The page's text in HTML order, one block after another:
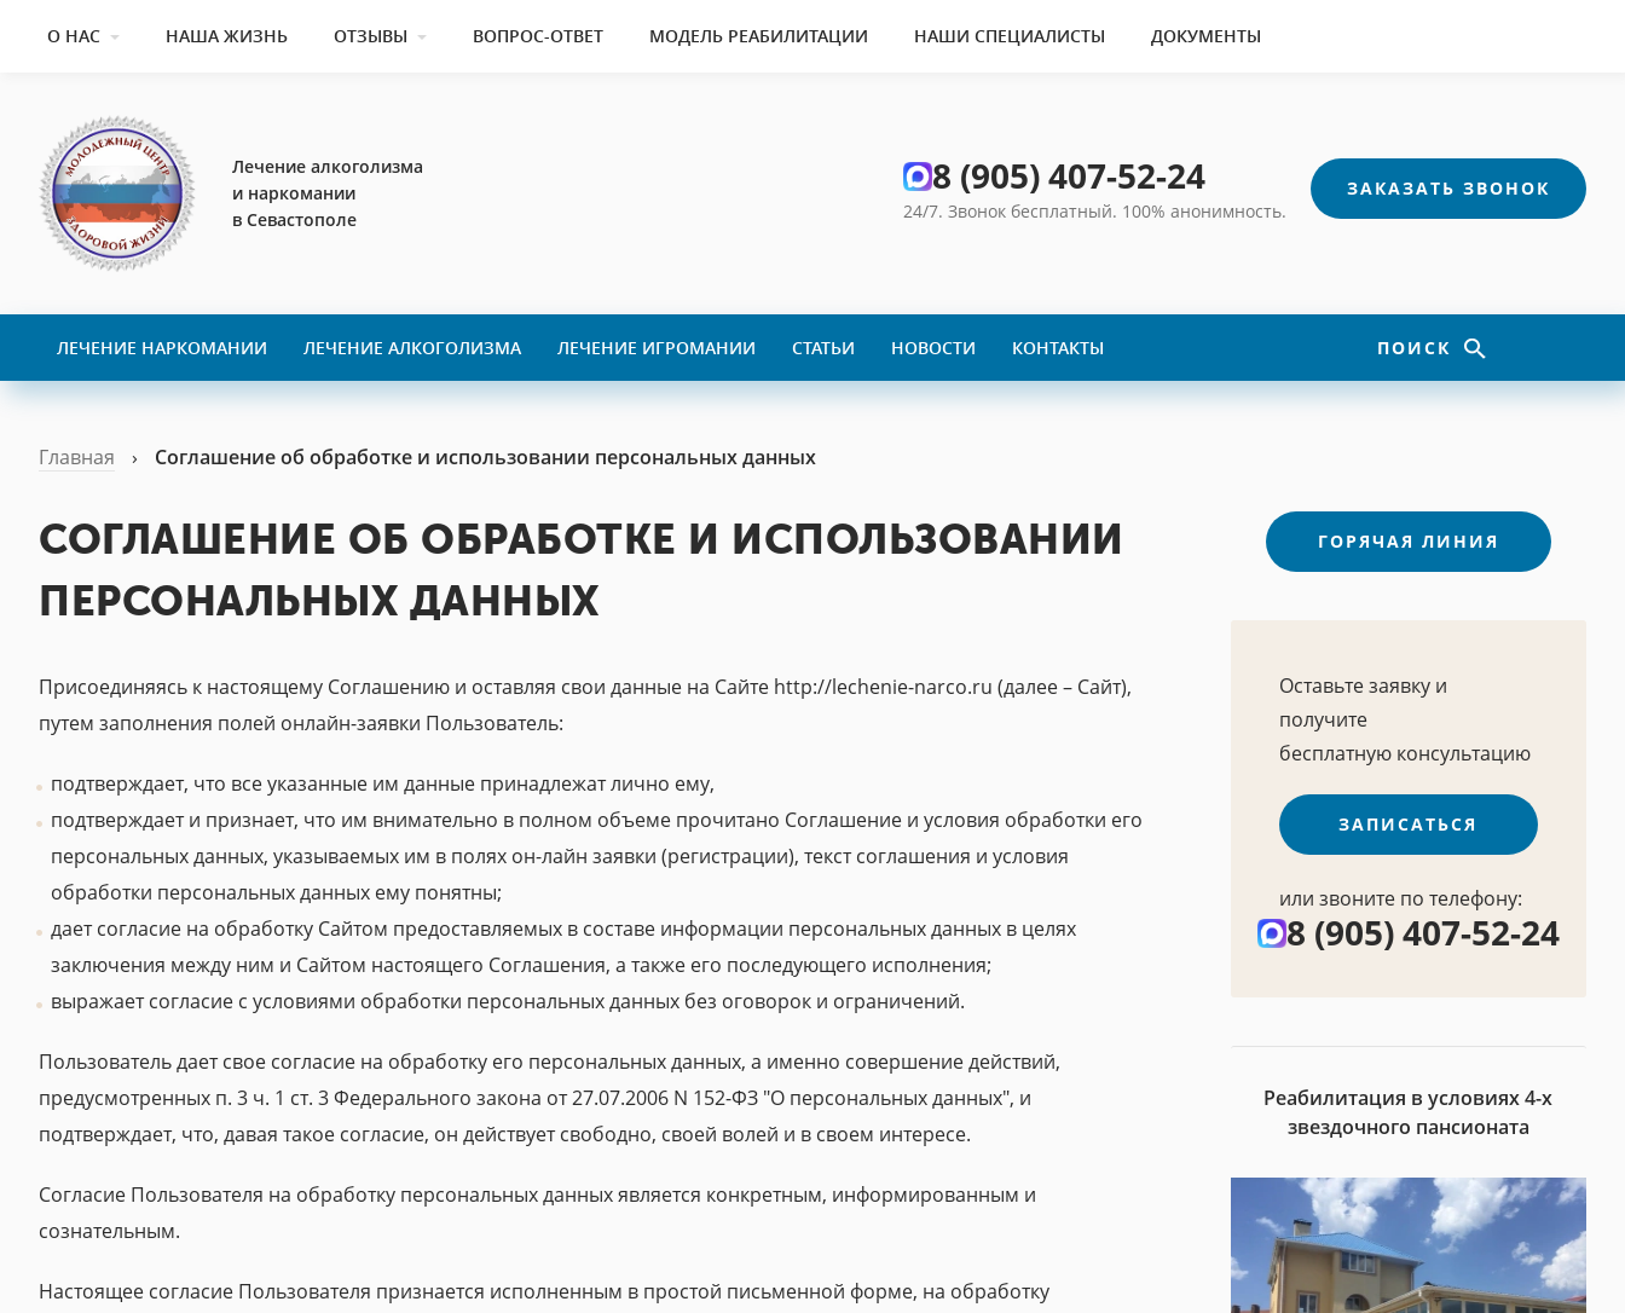
О НАС НАША ЖИЗНЬ ОТЗЫВЫ ВОПРОС-ОТВЕТ МОДЕЛЬ РЕАБИЛИТАЦИИ НАШИ СПЕЦИАЛИСТЫ ДОКУМЕНТЫ
Лечение алкоголизма
и наркомании
в Севастополе
8 (905) 407-52-24
24/7. Звонок бесплатный. 100% анонимность.
ЗАКАЗАТЬ ЗВОНОК
ЛЕЧЕНИЕ НАРКОМАНИИ ЛЕЧЕНИЕ АЛКОГОЛИЗМА ЛЕЧЕНИЕ ИГРОМАНИИ СТАТЬИ НОВОСТИ КОНТАКТЫ ПОИСК
Главная › Соглашение об обработке и использовании персональных данных
СОГЛАШЕНИЕ ОБ ОБРАБОТКЕ И ИСПОЛЬЗОВАНИИ
ПЕРСОНАЛЬНЫХ ДАННЫХ
Присоединяясь к настоящему Соглашению и оставляя свои данные на Сайте http://lechenie-narco.ru (далее – Сайт),
путем заполнения полей онлайн-заявки Пользователь:
подтверждает, что все указанные им данные принадлежат лично ему,
подтверждает и признает, что им внимательно в полном объеме прочитано Соглашение и условия обработки его
персональных данных, указываемых им в полях он-лайн заявки (регистрации), текст соглашения и условия
обработки персональных данных ему понятны;
дает согласие на обработку Сайтом предоставляемых в составе информации персональных данных в целях
заключения между ним и Сайтом настоящего Соглашения, а также его последующего исполнения;
выражает согласие с условиями обработки персональных данных без оговорок и ограничений.
Пользователь дает свое согласие на обработку его персональных данных, а именно совершение действий,
предусмотренных п. 3 ч. 1 ст. 3 Федерального закона от 27.07.2006 N 152-ФЗ "О персональных данных", и
подтверждает, что, давая такое согласие, он действует свободно, своей волей и в своем интересе.
Согласие Пользователя на обработку персональных данных является конкретным, информированным и
сознательным.
Настоящее согласие Пользователя признается исполненным в простой письменной форме, на обработку
ГОРЯЧАЯ ЛИНИЯ
Оставьте заявку и
получите
бесплатную консультацию
ЗАПИСАТЬСЯ
или звоните по телефону:
8 (905) 407-52-24
Реабилитация в условиях 4-х
звездочного пансионата